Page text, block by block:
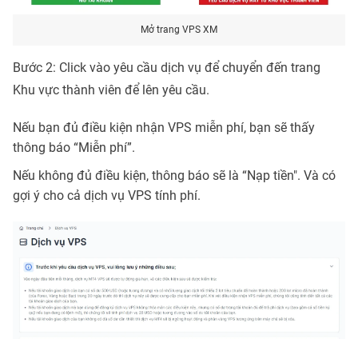
Mở trang VPS XM
Bước 2: Click vào yêu cầu dịch vụ để chuyển đến trang
Khu vực thành viên để lên yêu cầu.
Nếu bạn đủ điều kiện nhận VPS miễn phí, bạn sẽ thấy
thông báo “Miễn phí”.
Nếu không đủ điều kiện, thông báo sẽ là “Nạp tiền". Và có
gợi ý cho cả dịch vụ VPS tính phí.